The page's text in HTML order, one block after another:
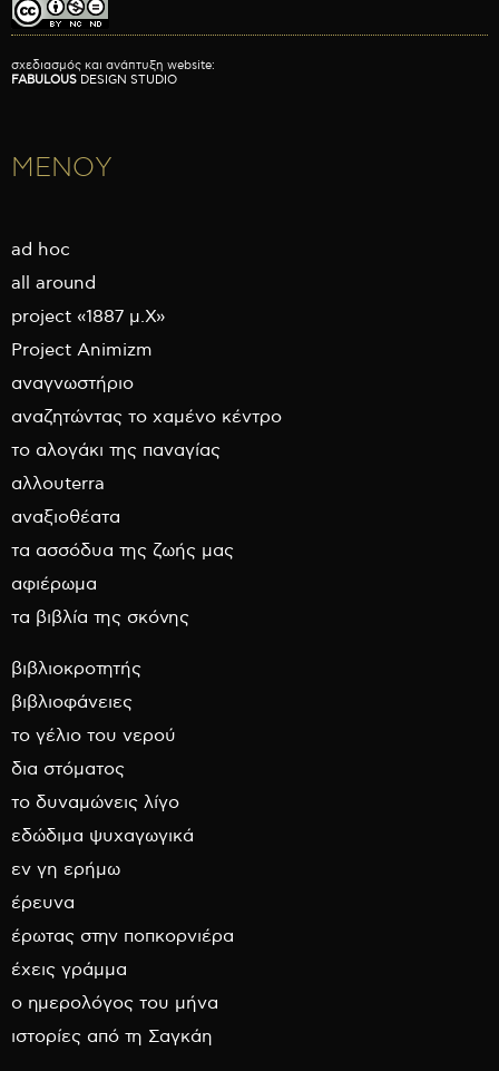
σχεδιασμός και ανάπτυξη website:
FABULOUS DESIGN STUDIO
ΜΕΝΟΥ
ad hoc
all around
project «1887 μ.Χ»
Project Animizm
αναγνωστήριο
αναζητώντας το χαμένο κέντρο
το αλογάκι της παναγίας
αλλουterra
αναξιοθέατα
τα ασσόδυα της ζωής μας
αφιέρωμα
τα βιβλία της σκόνης
βιβλιοκροτητής
βιβλιοφάνειες
το γέλιο του νερού
δια στόματος
το δυναμώνεις λίγο
εδώδιμα ψυχαγωγικά
εν γη ερήμω
έρευνα
έρωτας στην ποπκορνιέρα
έχεις γράμμα
ο ημερολόγος του μήνα
ιστορίες από τη Σαγκάη